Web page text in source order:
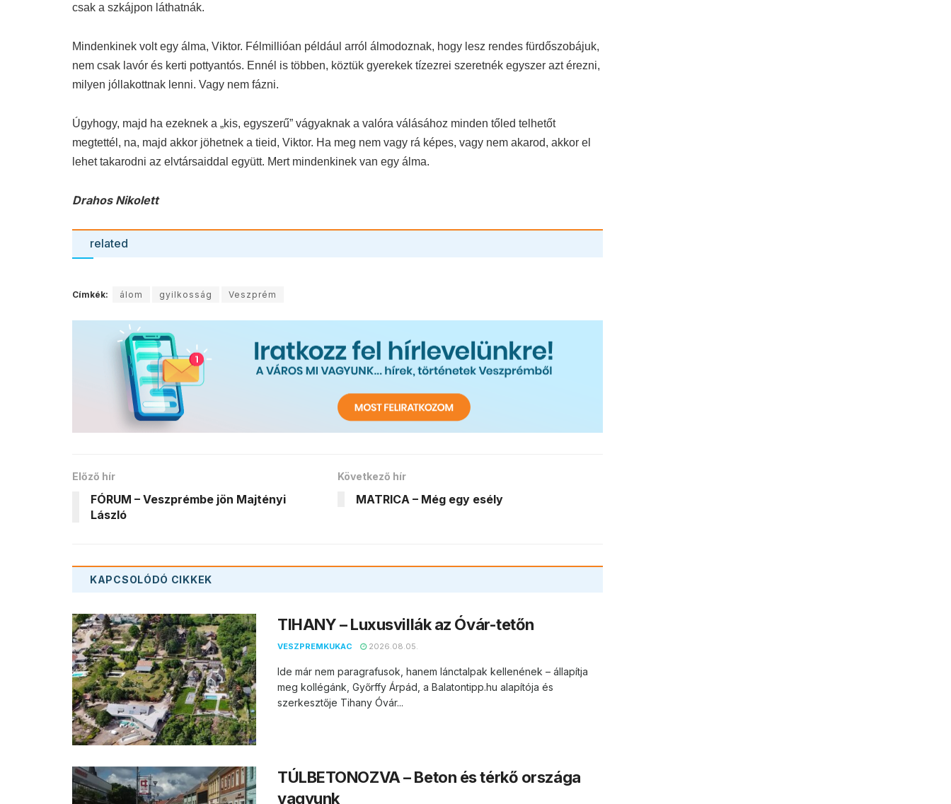
csak a szkájpon láthatnák.
Mindenkinek volt egy álma, Viktor. Félmillióan például arról álmodoznak, hogy lesz rendes fürdőszobájuk,
nem csak lavór és kerti pottyantós. Ennél is többen, köztük gyerekek tízezrei szeretnék egyszer azt érezni,
milyen jóllakottnak lenni. Vagy nem fázni.
Úgyhogy, majd ha ezeknek a „kis, egyszerű” vágyaknak a valóra válásához minden tőled telhetőt
megtettél, na, majd akkor jöhetnek a tieid, Viktor. Ha meg nem vagy rá képes, vagy nem akarod, akkor el
lehet takarodni az elvtársaiddal együtt. Mert mindenkinek van egy álma.
Drahos Nikolett
related
Címkék: álom gyilkosság Veszprém
Előző hír
FÓRUM – Veszprémbe jön Majtényi
László
Következő hír
MATRICA – Még egy esély
KAPCSOLÓDÓ CIKKEK
TIHANY – Luxusvillák az Óvár-tetőn
VESZPREMKUKAC 2026.08.05.
Ide már nem paragrafusok, hanem lánctalpak kellenének – állapítja
meg kollégánk, Győrffy Árpád, a Balatontipp.hu alapítója és
szerkesztője Tihany Óvár...
TÚLBETONOZVA – Beton és térkő országa
vagyunk